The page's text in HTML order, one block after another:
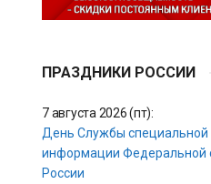
ПРАЗДНИКИ РОССИИ
7 августа 2026 (пт):
День Службы специальной
информации Федеральной
России